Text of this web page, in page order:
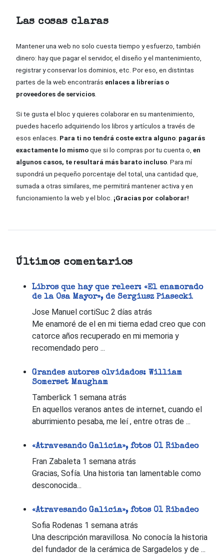
Las cosas claras
Mantener una web no solo cuesta tiempo y esfuerzo, también
dinero: hay que pagar el servidor, el diseño y el mantenimiento,
registrar y conservar los dominios, etc. Por eso, en distintas
partes de la web encontrarás enlaces a librerías o
proveedores de servicios.
Si te gusta el bloc y quieres colaborar en su mantenimiento,
puedes hacerlo adquiriendo los libros y artículos a través de
esos enlaces. Para ti no tendrá coste extra alguno: pagarás
exactamente lo mismo que si lo compras por tu cuenta o, en
algunos casos, te resultará más barato incluso. Para mí
supondrá un pequeño porcentaje del total, una cantidad que,
sumada a otras similares, me permitirá mantener activa y en
funcionamiento la web y el bloc. ¡Gracias por colaborar!
Últimos comentarios
Libros que hay que releer: «El enamorado
de la Osa Mayor», de Sergiusz Piasecki
Jose Manuel cortiSuc 2 días atrás
Me enamoré de el en mi tierna edad creo que con
catorce años recuperado en mi memoria y
recomendado pero ...
Grandes autores olvidados: William
Somerset Maugham
Tamberlick 1 semana atrás
En aquellos veranos antes de internet, cuando el
aburrimiento pesaba, me leí , entre otras de ...
«Atravesando Galicia», fotos 01 Ribadeo
Fran Zabaleta 1 semana atrás
Gracias, Sofía. Una historia tan lamentable como
desconocida...
«Atravesando Galicia», fotos 01 Ribadeo
Sofia Rodenas 1 semana atrás
Una descripción maravillosa. No conocía la historia
del fundador de la cerámica de Sargadelos y de ...